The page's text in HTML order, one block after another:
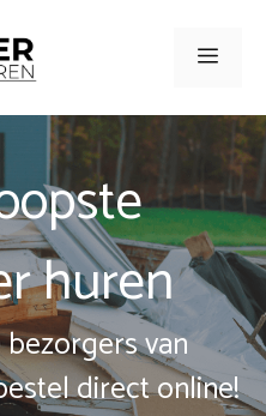
Menu
huren
van
direct online!